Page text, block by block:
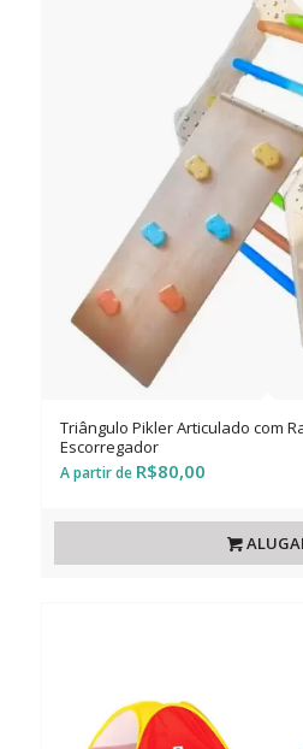
Triângulo Pikler Articulado com
Escorregador
R$80,00